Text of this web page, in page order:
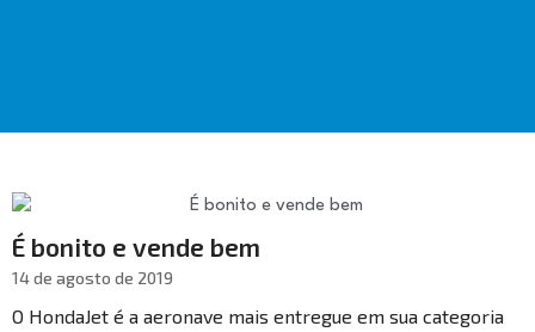
É bonito e vende bem
14 de agosto de 2019
O HondaJet é a aeronave mais entregue em sua categoria